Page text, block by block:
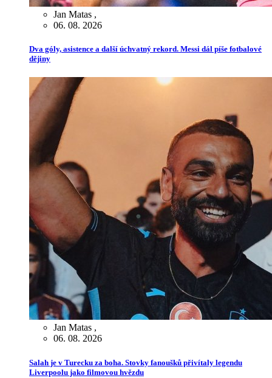
Jan Matas ,
06. 08. 2026
Dva góly, asistence a další úchvatný rekord. Messi dál píše fotbalové
dějiny
Jan Matas ,
06. 08. 2026
Salah je v Turecku za boha. Stovky fanoušků přivítaly legendu
Liverpoolu jako filmovou hvězdu